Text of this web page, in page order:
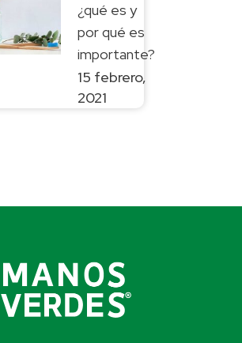
¿qué es y
por qué es
importante?
15 febrero,
2021